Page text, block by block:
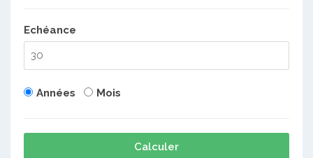
Echéance
Années Mois
Calculer